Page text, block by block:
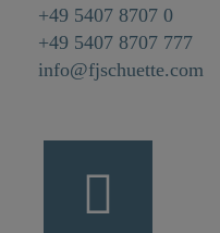
+49 5407 8707 0
+49 5407 8707 777
info@fjschuette.com